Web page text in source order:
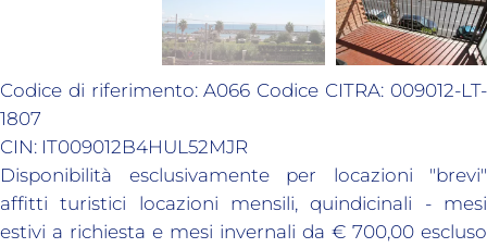
Codice di riferimento: A066 Codice CITRA: 009012-LT-
1807
CIN: IT009012B4HUL52MJR
Disponibilità esclusivamente per locazioni "brevi"
affitti turistici locazioni mensili, quindicinali - mesi
estivi a richiesta e mesi invernali da € 700,00 escluso